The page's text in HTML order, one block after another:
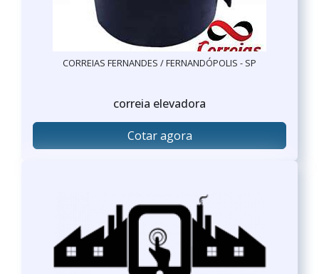
CORREIAS FERNANDES / FERNANDÓPOLIS - SP
correia elevadora
Cotar agora